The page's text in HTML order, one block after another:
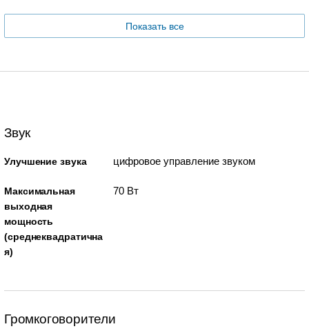
Показать все
Звук
Улучшение звука цифровое управление звуком
Максимальная
выходная
мощность
(среднеквадратична
я)
70 Вт
Громкоговорители